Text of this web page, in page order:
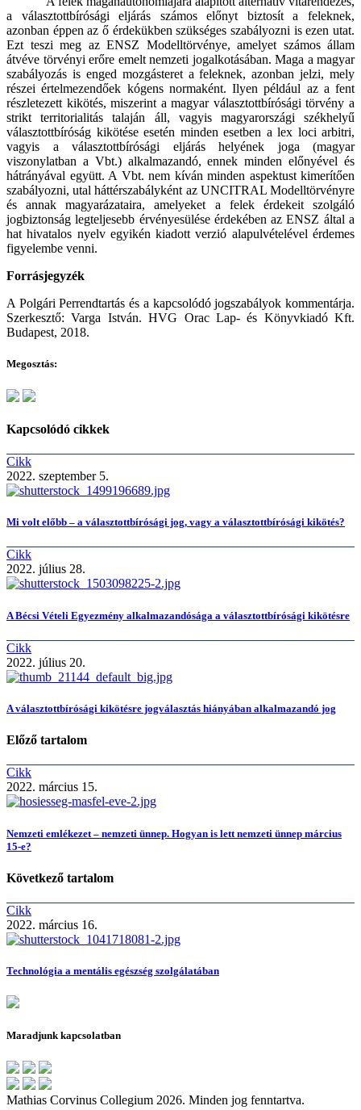
a választottbírósági eljárás számos előnyt biztosít a feleknek,
azonban éppen az ő érdekükben szükséges szabályozni is ezen utat.
Ezt teszi meg az ENSZ Modelltörvénye, amelyet számos állam
átvéve törvényi erőre emelt nemzeti jogalkotásában. Maga a magyar
szabályozás is enged mozgásteret a feleknek, azonban jelzi, mely
részei értelmezendőek kógens normaként. Ilyen például az a fent
részletezett kikötés, miszerint a magyar választottbírósági törvény a
strikt territorialitás talaján áll, vagyis magyarországi székhelyű
választottbíróság kikötése esetén minden esetben a lex loci arbitri,
vagyis a választottbírósági eljárás helyének joga (magyar
viszonylatban a Vbt.) alkalmazandó, ennek minden előnyével és
hátrányával együtt. A Vbt. nem kíván minden aspektust kimerítően
szabályozni, utal háttérszabályként az UNCITRAL Modelltörvényre
és annak magyarázataira, amelyeket a felek érdekeit szolgáló
jogbiztonság legteljesebb érvényesülése érdekében az ENSZ által a
hat hivatalos nyelv egyikén kiadott verzió alapulvételével érdemes
figyelembe venni.
Forrásjegyzék
A Polgári Perrendtartás és a kapcsolódó jogszabályok kommentárja.
Szerkesztő: Varga István. HVG Orac Lap- és Könyvkiadó Kft.
Budapest, 2018.
Megosztás:
Kapcsolódó cikkek
Cikk
2022. szeptember 5.
Mi volt előbb – a választottbírósági jog, vagy a választottbírósági kikötés?
Cikk
2022. július 28.
A Bécsi Vételi Egyezmény alkalmazandósága a választottbírósági kikötésre
Cikk
2022. július 20.
A választottbírósági kikötésre jogválasztás hiányában alkalmazandó jog
Előző tartalom
Cikk
2022. március 15.
Nemzeti emlékezet – nemzeti ünnep. Hogyan is lett nemzeti ünnep március
15-e?
Következő tartalom
Cikk
2022. március 16.
Technológia a mentális egészség szolgálatában
Maradjunk kapcsolatban
Mathias Corvinus Collegium 2026. Minden jog fenntartva.